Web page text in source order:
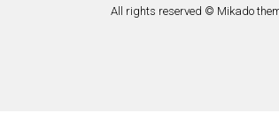
All rights reserved © Mikado